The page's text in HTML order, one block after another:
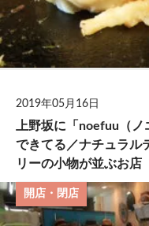
2019年05月16日
上野坂に「noefuu（
できてる／ナチュラル
リーの小物が並ぶお店
開店・閉店